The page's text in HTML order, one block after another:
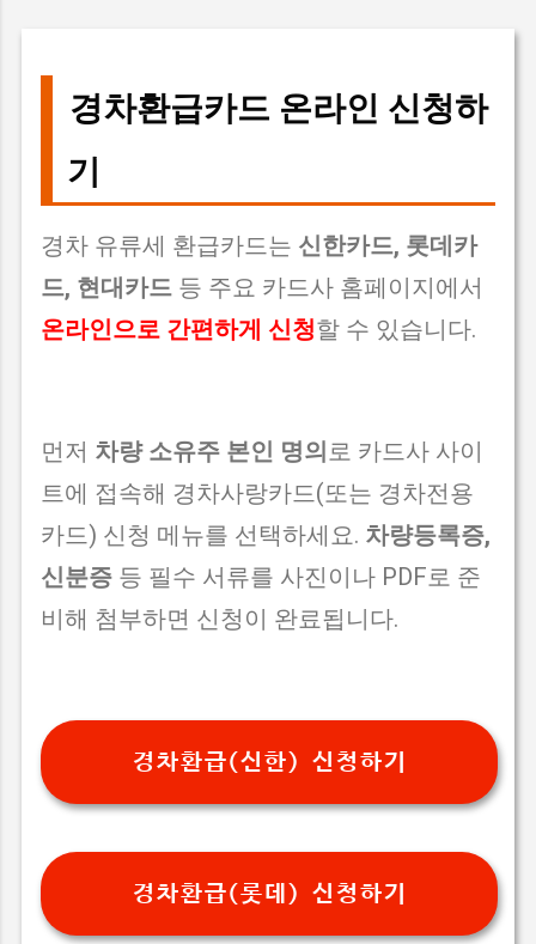
경차환급카드 온라인 신청하
기
경차 유류세 환급카드는 신한카드, 롯데카
드, 현대카드등 주요 카드사 홈페이지에서
온라인으로 간편하게 신청할 수 있습니다.
먼저 차량 소유주 본인 명의 로 카드사 사이
트에 접속해 경차사랑카드(또는 경차전용
카드) 신청 메뉴를 선택하세요. 차량등록증,
신분증등 필수 서류를 사진이나 PDF로 준
비해 첨부하면 신청이 완료됩니다.
경차환급(신한) 신청하기
경차환급(롯데) 신청하기